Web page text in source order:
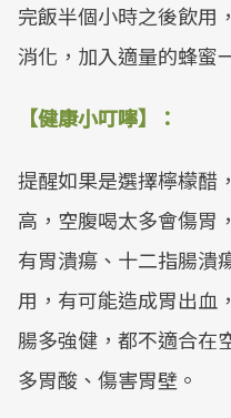
完飯半個小時之後飲用
消化，加入適量的蜂蜜
【健康小叮嚀】：
提醒如果是選擇檸檬醋
高，空腹喝太多會傷胃
有胃潰瘍、十二指腸潰
用，有可能造成胃出血
腸多強健，都不適合在
多胃酸、傷害胃壁。